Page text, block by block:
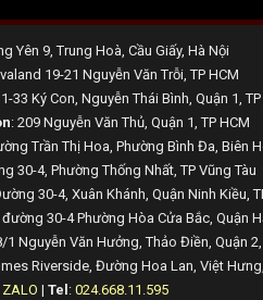
Yên 9, Trung Hoà, Cầu Giấy, Hà Nội
19-21 Nguyễn Văn Trỗi, TP HCM
33 Ký Con, Nguyễn Thái Bình, Quận 1, TP
: 209 Nguyễn Văn Thủ, Quận 1, TP HCM
Trần Thị Hoa, Phường Bình Đa, Biên
30-4, Phường Thống Nhất, TP Vũng Tàu
30-4, Xuân Khánh, Quận Ninh Kiều,
30-4 Phường Hòa Cửa Bắc, Quận
Nguyễn Văn Hưởng, Thảo Điền, Quận 2,
Riverside, Đường Hoa Lan, Việt
ZALO | Tel : 024.668.11.595